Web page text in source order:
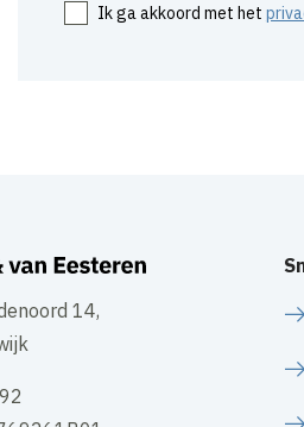
Ik ga akkoord met het
14,